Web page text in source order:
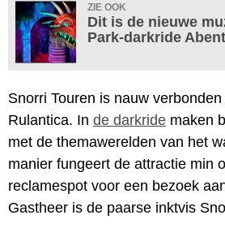
ZIE OOK
Dit is de nieuwe
Park-darkride
Snorri Touren is nauw
Rulantica. In de darkride maken
met de themawerelden van het
manier fungeert de attractie min
reclamespot voor een bezoek
Gastheer is de paarse inktvis